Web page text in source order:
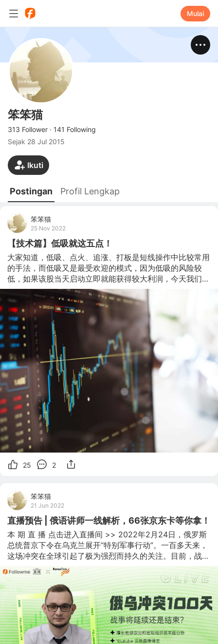
Mulai
笨笨猫
313 Follower · 141 Following
Sejak 28 Jul 2015
Ikuti
Postingan Profil Lengkap
笨笨猫
25 Nov 2022
【技术篇】低吸就这五点！
大家知道，低吸、点火、追涨、打板是短线操作中比较常用
的手法，而低吸又是最受欢迎的模式，因为低吸的风险较
低，如果该股当天启动立即就能获得较大利润，今天我们就
看一看怎么做低吸。 1、什么是低吸  我所谓的低吸就是买
入分歧，在情绪酝酿过程中买。可以对比打板来理解，打板
就是买入一致，在情绪爆发过程中买。打板确定性高，低吸
确定性低，我们做低吸需要利用逻辑分析来提高确定性。低
吸重点不在低，而在分歧中的机会，另外低风险也是一个参
考条件。（注：这里的打板确定性高是指对打板操作细节把
握非常好，而不是盲目打板，技术不好去做打板确定性为
负。）    2、盘中如何操作 市场情绪指导板块逻
25 2
笨笨猫
21 Jun 2022
直播预告 | 俄语讲师一线解析，66张京东卡等你拿！
本 期 直 播 点击进入直播间 >> 2022年2月24日，俄罗斯
总统普京下令在乌克兰展开“特别军事行动”。一百多天来，
这场冲突在全球引起了极为强烈而持久的关注。目前，战事
焦点是卢甘斯克地区的利西昌斯克和北顿涅茨克，从俄乌双
方公布的战报看，双方在北顿涅茨克的争夺已经白热化。俄
乌冲突还会持续多久，最终以何种方式结束，在很大程度上
取决于战局未来走向。 在外汇市场也有许多受到俄乌局势
冲击的品种。其中，原油是受到本次冲突影响最多的外汇商
品：因对俄罗斯能源行业实施的多项制裁导致WTI原油价格
不断波动。从俄乌冲突开始的2月底到如今6月17日，已经
经历了3次v型趋势。 百天过后，原油将开启上升还